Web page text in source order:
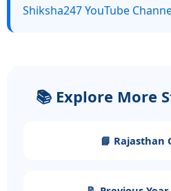
Shiksha247 YouTube
📚 Explore More
📘 Rajasthan